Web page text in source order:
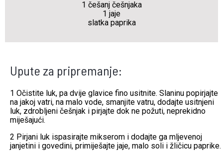
1 češanj češnjaka
1 jaje
slatka paprika
Upute za pripremanje:
1 Očistite luk, pa dvije glavice fino usitnite. Slaninu popirjajte
na jakoj vatri, na malo vode, smanjite vatru, dodajte usitnjeni
luk, zdrobljeni češnjak i pirjajte dok ne požuti, neprekidno
miješajući.
2 Pirjani luk ispasirajte mikserom i dodajte ga mljevenoj
janjetini i govedini, primiješajte jaje, malo soli i žličicu paprike.